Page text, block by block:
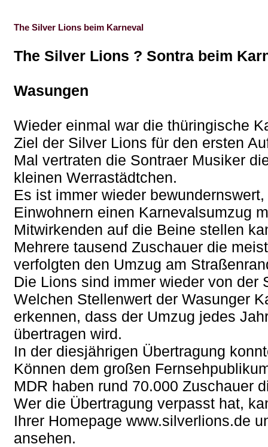
The Silver Lions beim Karneval
The Silver Lions ? Sontra beim
Wasungen
Wieder einmal war die thüringische
Ziel der Silver Lions für den ersten
Mal vertraten die Sontraer Musiker
kleinen Werrastädtchen.
Es ist immer wieder
Einwohnern einen Karnevalsumzug
Mitwirkenden auf die Beine stellen
Mehrere tausend Zuschauer die
verfolgten den Umzug am
Die Lions sind immer wieder von der
Welchen Stellenwert der Wasunger
erkennen, dass der Umzug jedes
übertragen wird.
In der diesjährigen Übertragung
Können dem großen
MDR haben rund 70.000 Zuschauer
Wer die Übertragung verpasst hat,
Ihrer Homepage www.silverlions.de
ansehen.